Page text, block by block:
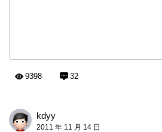
9398 32
kdyy
2011 年 11 月 14 日